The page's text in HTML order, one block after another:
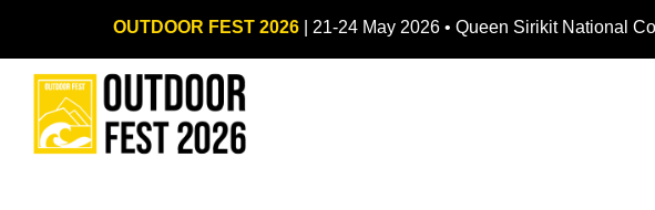
OUTDOOR FEST 2026 | 21-24 May 2026 • Queen Sirikit National